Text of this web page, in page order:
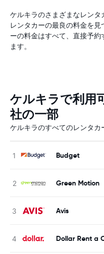
ケルキラのさまざまなレンタ
レンタカーの最良の料金を
ーの料金はすべて、直接予
ます。
ケルキラで利用
社の一部
ケルキラのすべてのレンタカ
Budget
Green Motion
Avis
Dollar Rent a